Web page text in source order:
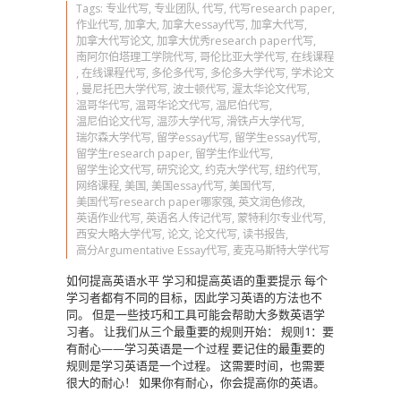
Tags: 专业代写, 专业团队, 代写, 代写research paper,
作业代写, 加拿大, 加拿大essay代写, 加拿大代写,
加拿大代写论文, 加拿大优秀research paper代写,
南阿尔伯塔理工学院代写, 哥伦比亚大学代写, 在线课程
, 在线课程代写, 多伦多代写, 多伦多大学代写, 学术论文
, 曼尼托巴大学代写, 波士顿代写, 渥太华论文代写,
温哥华代写, 温哥华论文代写, 温尼伯代写,
温尼伯论文代写, 温莎大学代写, 滑铁卢大学代写,
瑞尔森大学代写, 留学essay代写, 留学生essay代写,
留学生research paper, 留学生作业代写,
留学生论文代写, 研究论文, 约克大学代写, 纽约代写,
网络课程, 美国, 美国essay代写, 美国代写,
美国代写research paper哪家强, 英文润色修改,
英语作业代写, 英语名人传记代写, 蒙特利尔专业代写,
西安大略大学代写, 论文, 论文代写, 读书报告,
高分Argumentative Essay代写, 麦克马斯特大学代写
如何提高英语水平 学习和提高英语的重要提示 每个
学习者都有不同的目标，因此学习英语的方法也不
同。 但是一些技巧和工具可能会帮助大多数英语学
习者。 让我们从三个最重要的规则开始： 规则1：要
有耐心——学习英语是一个过程 要记住的最重要的
规则是学习英语是一个过程。 这需要时间，也需要
很大的耐心！ 如果你有耐心，你会提高你的英语。